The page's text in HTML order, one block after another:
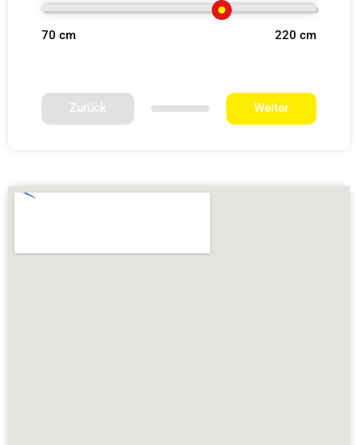
70 cm 220 cm
Zurück Weiter